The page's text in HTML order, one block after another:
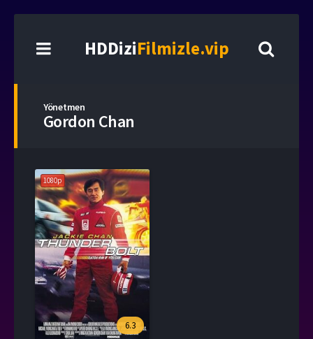
HDDiziFilmizle.vip
Yönetmen
Gordon Chan
1080p
6.3